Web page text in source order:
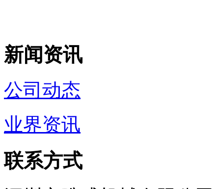
新闻资讯
公司动态
业界资讯
联系方式